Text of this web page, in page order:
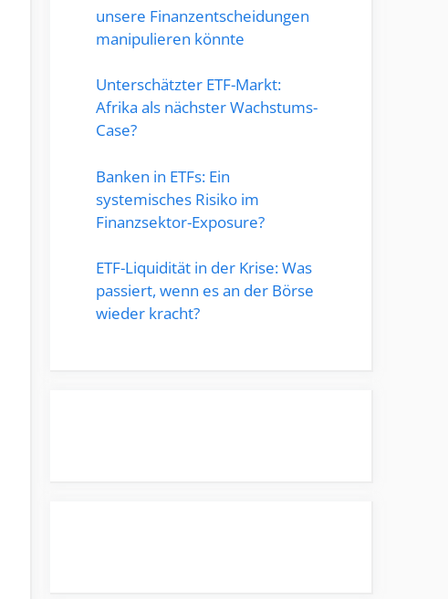
unsere Finanzentscheidungen
manipulieren könnte
Unterschätzter ETF-Markt:
Afrika als nächster Wachstums-
Case?
Banken in ETFs: Ein
systemisches Risiko im
Finanzsektor-Exposure?
ETF-Liquidität in der Krise: Was
passiert, wenn es an der Börse
wieder kracht?